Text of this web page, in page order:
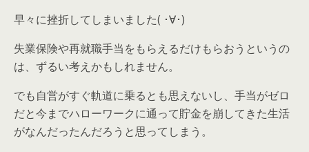
早々に挫折してしまいました( ･∀･)
失業保険や再就職手当をもらえるだけもらおうというの
は、ずるい考えかもしれません。
でも自営がすぐ軌道に乗るとも思えないし、手当がゼロ
だと今までハローワークに通って貯金を崩してきた生活
がなんだったんだろうと思ってしまう。